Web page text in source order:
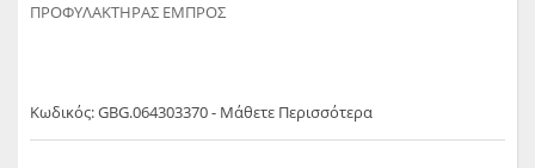
ΠΡΟΦΥΛΑΚΤΗΡΑΣ ΕΜΠΡΟΣ
Κωδικός: GBG.064303370 - Μάθετε Περισσότερα